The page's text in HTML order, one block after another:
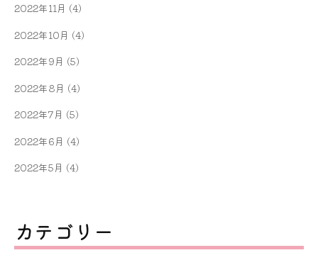
2022年11月 (4)
2022年10月 (4)
2022年9月 (5)
2022年8月 (4)
2022年7月 (5)
2022年6月 (4)
2022年5月 (4)
カテゴリー